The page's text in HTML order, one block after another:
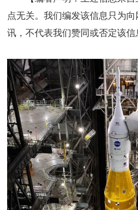
点无关。我们编发该信息只为
讯，不代表我们赞同或否定该信